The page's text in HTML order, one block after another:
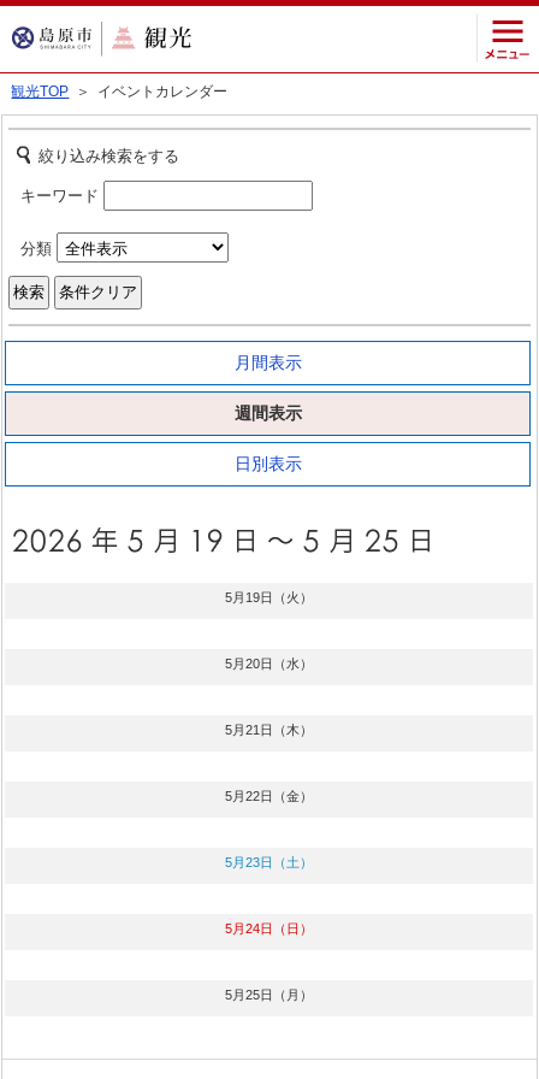
観光TOP ＞ イベントカレンダー
絞り込み検索をする
キーワード
分類
月間表示
週間表示
日別表示
5月19日（火）
5月20日（水）
5月21日（木）
5月22日（金）
5月23日（土）
5月24日（日）
5月25日（月）